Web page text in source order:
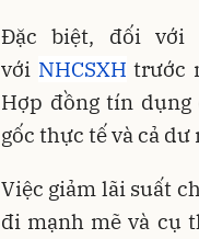
Đặc biệt, đối với
với NHCSXH trước
Hợp đồng tín dụng
gốc thực tế và cả dư
Việc giảm lãi suất
đi mạnh mẽ và cụ